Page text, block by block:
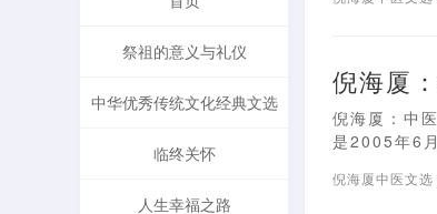
祭祖的意义与礼仪
中华优秀传统文化经典文选
临终关怀
人生幸福之路
倪海厦
倪海厦：中
是2005年6
倪海厦中医文